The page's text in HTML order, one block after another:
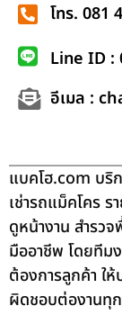
โทร. 081
Line ID :
อีเมล :
แบคโฮ.com บริ
เช่ารถแม็คโคร ร
ดูหน้างาน สำรวจ
มืออาชีพ โดยทีม
ต้องการลูกค้า ใ
ผิดชอบต่องานทุก